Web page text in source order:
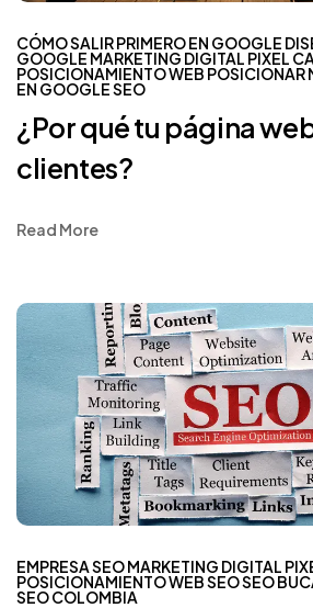
CÓMO SALIR PRIMERO EN GOOGLE
GOOGLE MARKETING DIGITAL PIXEL
POSICIONAMIENTO WEB POSICIONAR
EN GOOGLESEO
¿Por qué tu página
clientes?
Read More
EMPRESA SEOMARKETING DIGITAL
POSICIONAMIENTO WEBSEOSEO
SEO COLOMBIA